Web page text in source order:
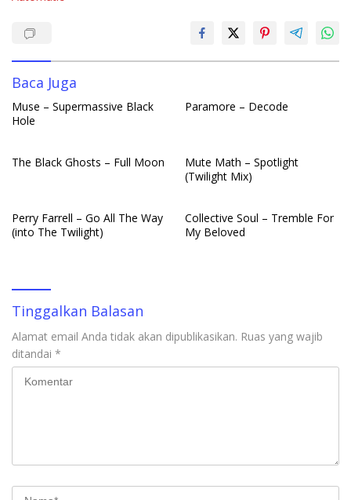
k p
Baca Juga
Muse – Supermassive Black
Hole
Paramore – Decode
The Black Ghosts – Full Moon
Mute Math – Spotlight
(Twilight Mix)
Perry Farrell – Go All The Way
(into The Twilight)
Collective Soul – Tremble For
My Beloved
Tinggalkan Balasan
Alamat email Anda tidak akan dipublikasikan. Ruas yang wajib
ditandai *